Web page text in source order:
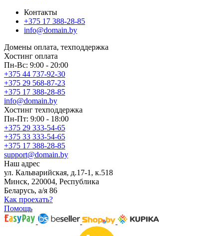
Контакты
+375 17 388-28-85
info@domain.by
Домены оплата, техподдержка
Хостинг оплата
Пн-Вс: 9:00 - 20:00
+375 44 737-92-30
+375 29 568-87-23
+375 17 388-28-85
info@domain.by
Хостинг техподдержка
Пн-Пт: 9:00 - 18:00
+375 29 333-54-65
+375 33 333-54-65
+375 17 388-28-85
support@domain.by
Наш адрес
ул. Кальварийская, д.17-1, к.518
Минск, 220004, Республика
Беларусь, а/я 86
Как проехать?
Помощь